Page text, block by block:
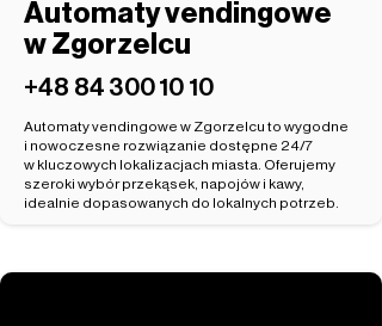
Automaty vendingowe
w Zgorzelcu
‭+48 84 300 10 10‬
Automaty vendingowe w Zgorzelcu to wygodne
i nowoczesne rozwiązanie dostępne 24/7
w kluczowych lokalizacjach miasta. Oferujemy
szeroki wybór przekąsek, napojów i kawy,
idealnie dopasowanych do lokalnych potrzeb.